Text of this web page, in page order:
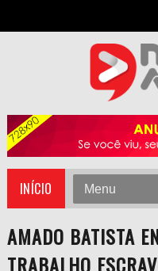
INÍCIO
AMADO BATISTA
TRABALHO